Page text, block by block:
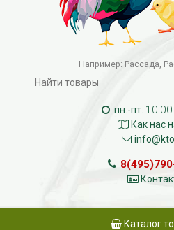
Например: Рассада
пн.-пт.
Как нас
Каталог